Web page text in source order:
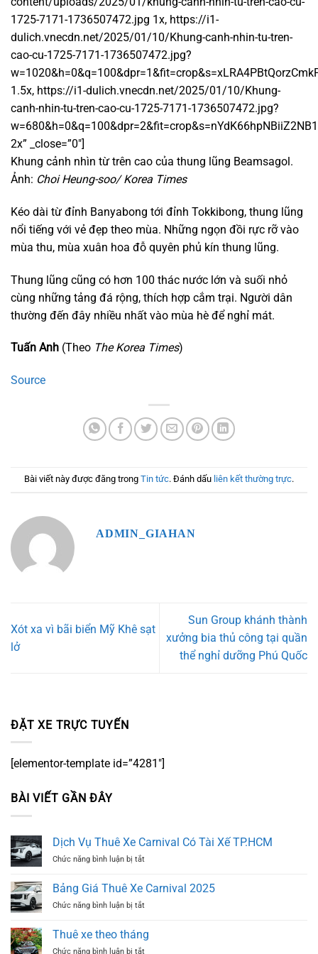
1725-7171-1736507472.jpg 1x, https://i1-
dulich.vnecdn.net/2025/01/10/Khung-canh-nhin-tu-tren-
cao-cu-1725-7171-1736507472.jpg?
1.5x, https://i1-dulich.vnecdn.net/2025/01/10/Khung-
canh-nhin-tu-tren-cao-cu-1725-7171-1736507472.jpg?
2x” _close=”0″]
Khung cảnh nhìn từ trên cao của thung lũng Beamsagol.
Ảnh: Choi Heung-soo/ Korea Times
Kéo dài từ đỉnh Banyabong tới đỉnh Tokkibong, thung lũng
nổi tiếng với vẻ đẹp theo mùa. Những ngọn đồi rực rỡ vào
mùa thu, mùa xuân hoa đỗ quyên phủ kín thung lũng.
Thung lũng cũng có hơn 100 thác nước lớn và suối nhỏ
cùng những tảng đá rộng, thích hợp cắm trại. Người dân
thường đến đây nhiều nhất vào mùa hè để nghỉ mát.
Tuấn Anh (Theo The Korea Times)
Source
Bài viết này được đăng trong Tin tức. Đánh dấu liên kết thường trực.
ADMIN_GIAHAN
Xót xa vì bãi biển Mỹ Khê sạt
lở
Sun Group khánh thành
xưởng bia thủ công tại quần
thể nghỉ dưỡng Phú Quốc
ĐẶT XE TRỰC TUYẾN
[elementor-template id=”4281″]
BÀI VIẾT GẦN ĐÂY
Dịch Vụ Thuê Xe Carnival Có Tài Xế TP.HCM
Chức năng bình luận bị tắtở
Vụ
Thuê
Xe
Có
Tài
Bảng Giá Thuê Xe Carnival 2025
Chức năng bình luận bị tắtở
Thuê
Thuê xe theo tháng
Chức năng bình luận bị tắtở